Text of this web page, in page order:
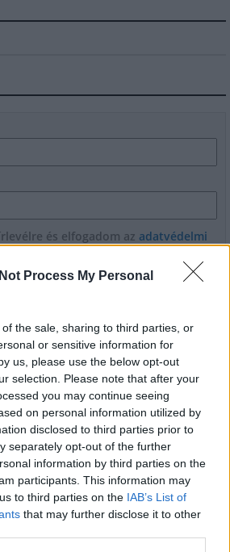
Process My Personal
the sale, sharing to third parties, or
or sensitive information for
us, please use the below opt-out
selection. Please note that after your
you may continue seeing
on personal information utilized by
disclosed to third parties prior to
separately opt-out of the further
information by third parties on the
participants. This information may
to third parties on the IAB’s List of
that may further disclose it to other
és elfogadom az adatvédelmi
FELIRATKOZÁS
hírek
az eső a Duna vízgyűjtőjére
A SOMOGYI ERDŐKBEN